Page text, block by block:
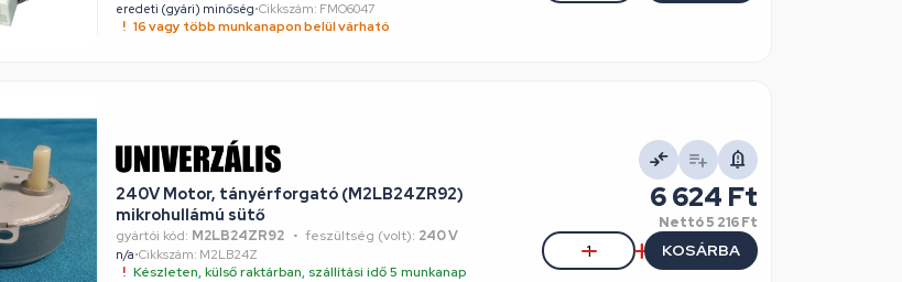
eredeti (gyári) minőség•Cikkszám: FMO6047
16 vagy több munkanapon belül várható
240V Motor, tányérforgató (M2LB24ZR92)
mikrohullámú sütő
gyártói kód: M2LB24ZR92 feszültség (volt): 240 V
n/a•Cikkszám: M2LB24Z
Készleten, külső raktárban, szállítási idő 5 munkanap
6 624 Ft
Nettó5 216 Ft
KOSÁRBA